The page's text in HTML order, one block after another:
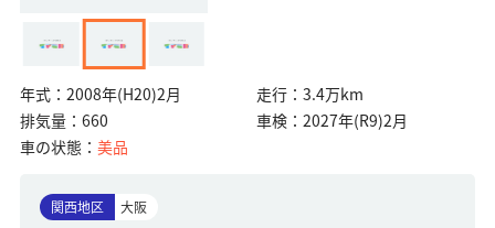
年式： 2008年(H20)2月 走行：3.4万km
排気量： 660 車検：2027年(R9)2月
車の状態： 美品
関西地区 大阪